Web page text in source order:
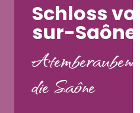
Schloss
sur-Saône
die Saône